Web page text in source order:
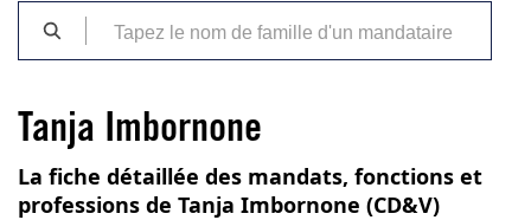
Tanja Imbornone
La fiche détaillée des mandats, fonctions et
professions de Tanja Imbornone (CD&V)